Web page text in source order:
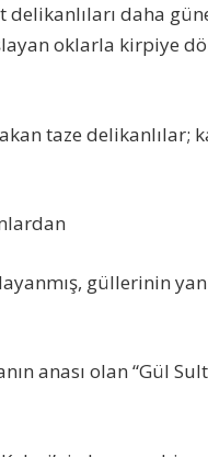
delikanlıları daha
oklarla kirpiye
taze delikanlılar;
güllerinin
anası olan “Gül